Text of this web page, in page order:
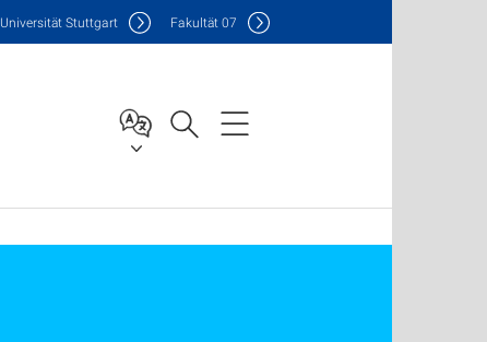
Universität Stuttgart Fakultät07